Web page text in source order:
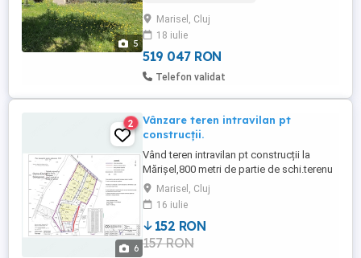
5
deszăpezit regulat). Cu o suprafață utilă
de 95 mp și un teren de 300 mp, cabana
este complet echipată tehnologic ...
Marisel, Cluj
18 iulie
519 047 RON
Telefon validat
6
2
Vânzare teren intravilan pt
construcții.
Vând teren intravilan pt construcții la
Mărișel,800 metri de partie de schi.terenu
este cu toate actele necesare acuma a
ieșit puzu
Marisel, Cluj
16 iulie
152 RON
157 RON